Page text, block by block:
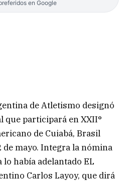
en Google
de Atletismo designó
que participará en XXII°
de Cuiabá, Brasil
de mayo. Integra la nómina
lo había adelantado EL
Carlos Layoy, que dirá